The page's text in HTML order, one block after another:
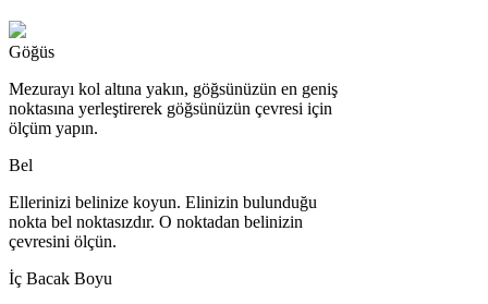
Göğüs
Mezurayı kol altına yakın, göğsünüzün en geniş
noktasına yerleştirerek göğsünüzün çevresi için
ölçüm yapın.
Bel
Ellerinizi belinize koyun. Elinizin bulunduğu
nokta bel noktasızdır. O noktadan belinizin
çevresini ölçün.
İç Bacak Boyu